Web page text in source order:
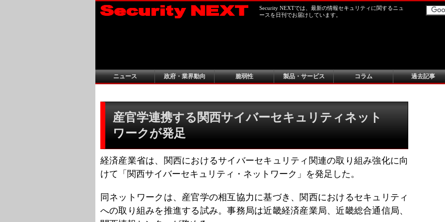
Security NEXTでは、最新の情報セキュリティに関するニュ
ースを日刊でお届けしています。
ニュース 政府・業界動向 脆弱性 製品・サービス コラム 過去記事
産官学連携する関西サイバーセキュリティネット
ワークが発足
経済産業省は、関西におけるサイバーセキュリティ関連の取り組み強化に向
けて「関西サイバーセキュリティ・ネットワーク」を発足した。
同ネットワークは、産官学の相互協力に基づき、関西におけるセキュリティ
への取り組みを推進する試み。事務局は近畿経済産業局、近畿総合通信局、